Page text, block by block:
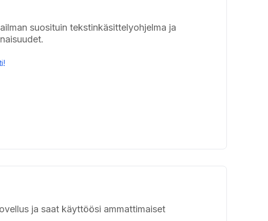
suosituin tekstinkäsittelyohjelma ja
ja saat käyttöösi ammattimaiset